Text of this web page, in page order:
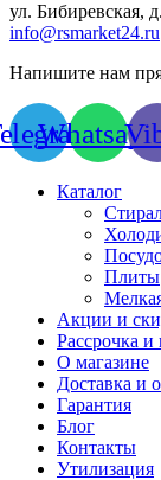
ул. Бибиревская,
info@rsmarket24.ru
Напишите нам
Whatsapp
Каталог
Плиты
Акции и
Рассрочка и
О магазине
Доставка и
Гарантия
Блог
Контакты
Утилизация